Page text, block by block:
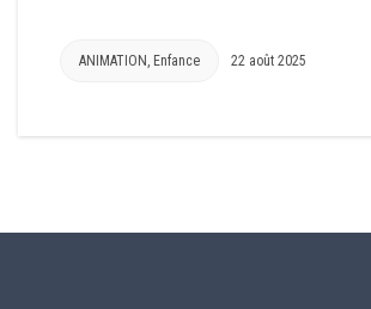
ANIMATION, Enfance 22 août 2025